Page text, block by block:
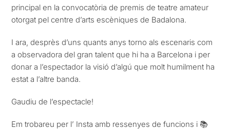
principal en la convocatòria de premis de teatre amateur
otorgat pel centre d’arts escèniques de Badalona.
I ara, desprès d’uns quants anys torno als escenaris com
a observadora del gran talent que hi ha a Barcelona i per
donar a l’espectador la visió d’algú que molt humilment ha
estat a l’altre banda.
Gaudiu de l’espectacle!
Em trobareu per l’ Insta amb ressenyes de funcions i 📚